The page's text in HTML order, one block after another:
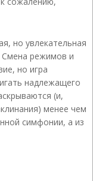
но увлекательная
Смена режимов и
но игра
надлежащего
(и,
менее чем
симфонии, а из